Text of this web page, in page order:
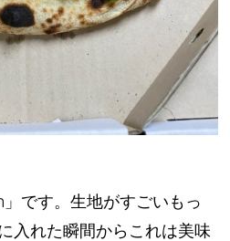
です。生地がすごいもっ
入れた瞬間からこれは美味